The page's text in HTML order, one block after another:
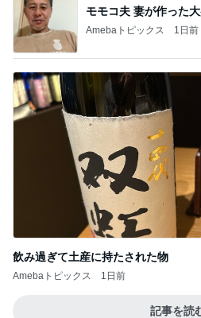
モモコ夫 妻が作った
Amebaトピックス 1日前
飲み過ぎて土産に持たされた物
Amebaトピックス 1日前
記事を読